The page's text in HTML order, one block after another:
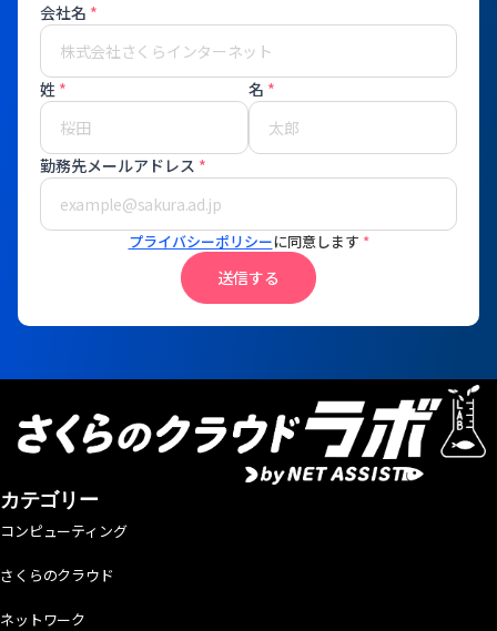
会社名 *
姓 * 名 *
勤務先メールアドレス *
プライバシーポリシーに同意します *
送信する
カテゴリー
コンピューティング
さくらのクラウド
ネットワーク